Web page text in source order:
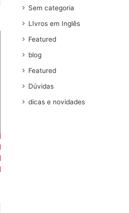
Sem categoria
LIvros em Inglês
Featured
blog
Featured
Dúvidas
dicas e novidades